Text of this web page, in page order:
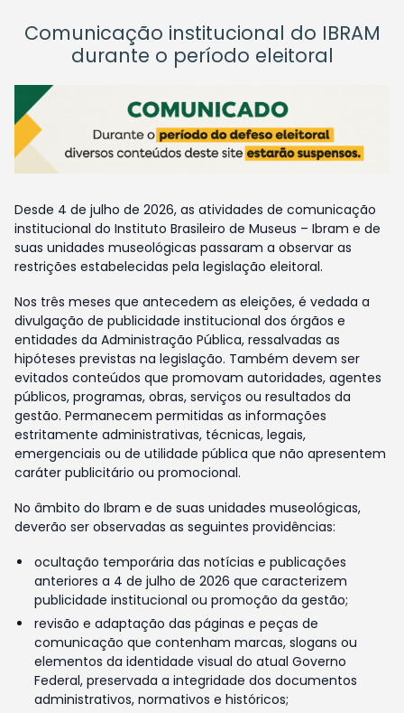
Comunicação institucional do IBRAM
durante o período eleitoral
Desde 4 de julho de 2026, as atividades de comunicação
institucional do Instituto Brasileiro de Museus – Ibram e de
suas unidades museológicas passaram a observar as
restrições estabelecidas pela legislação eleitoral.
Nos três meses que antecedem as eleições, é vedada a
divulgação de publicidade institucional dos órgãos e
entidades da Administração Pública, ressalvadas as
hipóteses previstas na legislação. Também devem ser
evitados conteúdos que promovam autoridades, agentes
públicos, programas, obras, serviços ou resultados da
gestão. Permanecem permitidas as informações
estritamente administrativas, técnicas, legais,
emergenciais ou de utilidade pública que não apresentem
caráter publicitário ou promocional.
No âmbito do Ibram e de suas unidades museológicas,
deverão ser observadas as seguintes providências:
ocultação temporária das notícias e publicações
anteriores a 4 de julho de 2026 que caracterizem
publicidade institucional ou promoção da gestão;
revisão e adaptação das páginas e peças de
comunicação que contenham marcas, slogans ou
elementos da identidade visual do atual Governo
Federal, preservada a integridade dos documentos
administrativos, normativos e históricos;